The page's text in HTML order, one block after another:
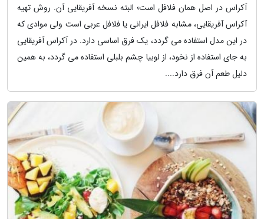
آکراس در اصل همان فلافل است؛ البته نسخه آفریقایی آن. روش تهیه
آکراس آفریقایی، مشابه فلافل ایرانی یا فلافل عربی است ولی موادی که
در این مدل استفاده می گردد، یک فرق اساسی دارد. در آکراس آفریقایی
به جای استفاده از نخود، از لوبیا چشم بلبلی استفاده می گردد، به همین
دلیل طعم آن فرق دارد....